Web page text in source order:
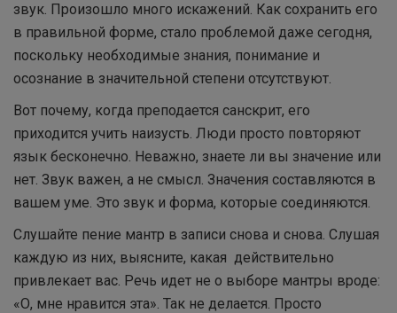
звук. Произошло много искажений. Как сохранить его
в правильной форме, стало проблемой даже сегодня,
поскольку необходимые знания, понимание и
осознание в значительной степени отсутствуют.
Вот почему, когда преподается санскрит, его
приходится учить наизусть. Люди просто повторяют
язык бесконечно. Неважно, знаете ли вы значение или
нет. Звук важен, а не смысл. Значения составляются в
вашем уме. Это звук и форма, которые соединяются.
Слушайте пение мантр в записи снова и снова. Слушая
каждую из них, выясните, какая действительно
привлекает вас. Речь идет не о выборе мантры вроде:
«О, мне нравится эта». Так не делается. Просто